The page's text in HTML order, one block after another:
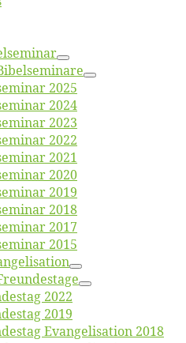
2025
2024
2023
2022
2021
2020
2019
2018
2017
2015
2022
2019
Evan­ge­li­sa­ti­on 2018